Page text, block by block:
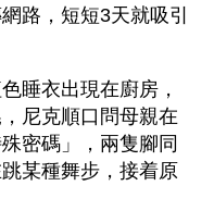
路，短短3天就吸引
睡衣出現在廚房，
尼克順口問母親在
密碼」，兩隻腳同
某種舞步，接着原